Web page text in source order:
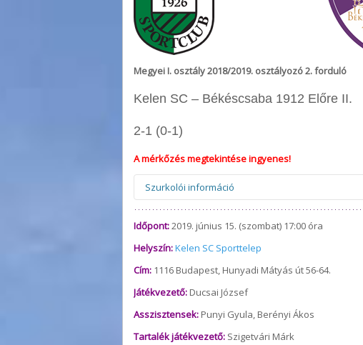
Megyei I. osztály 2018/2019. osztályozó 2. forduló
Kelen SC – Békéscsaba 1912 Előre II.
2-1 (0-1)
A mérkőzés megtekintése ingyenes!
Szurkolói információ
Figyelem! Felhívjuk figyelmüket, hogy az
esetben szíveskedjenek figyelmesen elolvasni
egyedülálló módon rendszeresen és
összes online felületünkön, így a Békéscsaba
ha valaki az információk hiányára hivatkozva,
Előfordulhat, hogy adott esetben a vendéglátó
mindenképp javasoljuk, hogy keressék fel az
érdeklődők időben, megfelelő felvilágosítást
Időpont:2019. június 15. (szombat) 17:00 óra
Helyszín:Kelen SC Sporttelep
Cím: 1116 Budapest, Hunyadi Mátyás út 56-64.
Játékvezető: Ducsai József
Asszisztensek: Punyi Gyula, Berényi Ákos
Tartalék játékvezető: Szigetvári Márk